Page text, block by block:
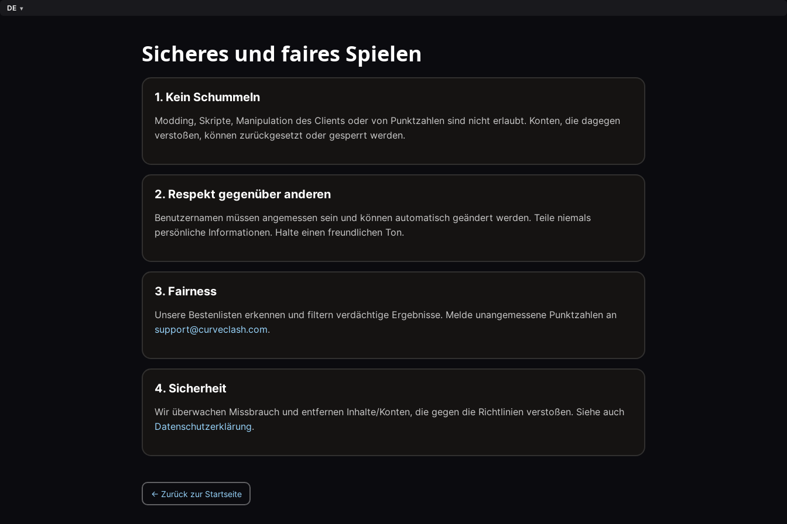
DE
Sicheres und faires Spielen
1. Kein Schummeln
Modding, Skripte, Manipulation des Clients oder von Punktzahlen sind nicht erlaubt. Konten, die dagegen
verstoßen, können zurückgesetzt oder gesperrt werden.
2. Respekt gegenüber anderen
Benutzernamen müssen angemessen sein und können automatisch geändert werden. Teile niemals
persönliche Informationen. Halte einen freundlichen Ton.
3. Fairness
Unsere Bestenlisten erkennen und filtern verdächtige Ergebnisse. Melde unangemessene Punktzahlen an
support@curveclash.com.
4. Sicherheit
Wir überwachen Missbrauch und entfernen Inhalte/Konten, die gegen die Richtlinien verstoßen. Siehe auch
Datenschutzerklärung.
← Zurück zur Startseite